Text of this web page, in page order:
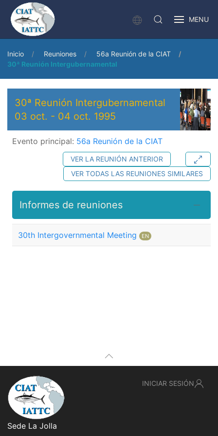
MENU
Inicio Reuniones
56a Reunión de la CIAT
30ª Reunión Intergubernamental
30ª Reunión Intergubernamental
03 oct. - 04 oct. 1995
Evento principal: 56a Reunión de la CIAT
VER LA REUNIÓN ANTERIOR
VER TODAS LAS REUNIONES SIMILARES
Informes de reuniones
30th Intergovernmental Meeting EN
Sede La Jolla
INICIAR SESIÓN